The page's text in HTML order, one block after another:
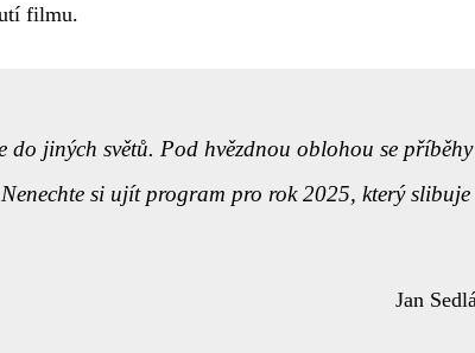
filmu.
do jiných světů. Pod hvězdnou oblohou se příběhy
si ujít program pro rok 2025, který slibuje
Jan